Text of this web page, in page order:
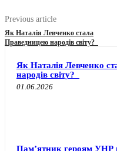
Previous article
Як Наталія Левченко стала
Праведницею народів світу?
Як Наталія Левченко
народів світу?
01.06.2026
Пам’ятник героям УНР